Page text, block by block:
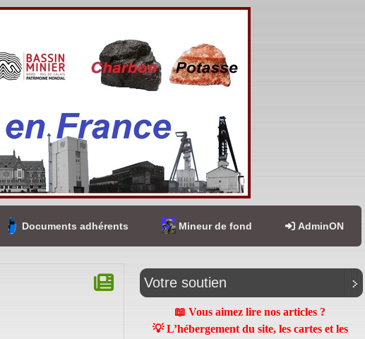
Documents adhérents Mineur de fond AdminON
Votre soutien
📖 Vous aimez lire nos articles ?
💡 L’hébergement du site, les cartes et les